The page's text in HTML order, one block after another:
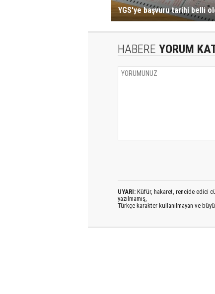
YGS'ye başvuru tarihi belli
HABERE YORUM
UYARI: Küfür, hakaret, rencide edici
yazılmamış,
Türkçe karakter kullanılmayan ve